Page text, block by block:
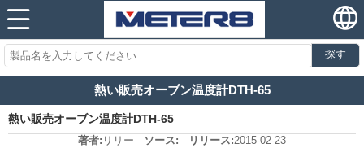
探す
熱い販売オーブン温度計DTH-65
熱い販売オーブン温度計DTH-65
著者: リリー ソース: リリース:2015-02-23